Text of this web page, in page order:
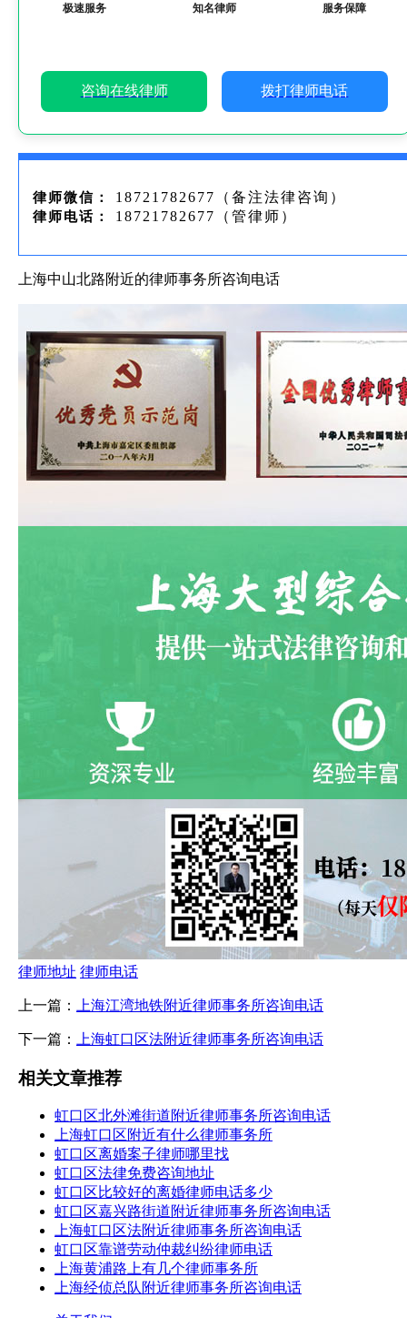
极速服务 知名律师 服务保障
咨询在线律师 拨打律师电话
律师微信： 18721782677（备注法律咨询）
律师电话： 18721782677（管律师）
上海中山北路附近的律师事务所咨询电话
律师地址 律师电话
上一篇： 上海江湾地铁附近律师事务所咨询电话
下一篇： 上海虹口区法附近律师事务所咨询电话
相关文章推荐
虹口区北外滩街道附近律师事务所咨询电话
上海虹口区附近有什么律师事务所
虹口区离婚案子律师哪里找
虹口区法律免费咨询地址
虹口区比较好的离婚律师电话多少
虹口区嘉兴路街道附近律师事务所咨询电话
上海虹口区法附近律师事务所咨询电话
虹口区靠谱劳动仲裁纠纷律师电话
上海黄浦路上有几个律师事务所
上海经侦总队附近律师事务所咨询电话